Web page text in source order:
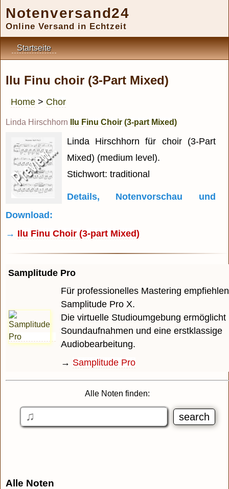
Notenversand24
Online Versand in Echtzeit
Startseite
Ilu Finu choir (3-Part Mixed)
Home > Chor
Linda Hirschhorn Ilu Finu Choir (3-part Mixed)
Linda Hirschhorn für choir (3-Part
Mixed) (medium level).
Stichwort: traditional
Details, Notenvorschau und
Download:
→ Ilu Finu Choir (3-part Mixed)
Samplitude Pro
Für professionelles Mastering
Samplitude Pro X.
Die virtuelle Studioumgebung ermöglicht
Soundaufnahmen und eine erstklassige
Audiobearbeitung.
→ Samplitude Pro
Alle Noten finden:
Alle Noten